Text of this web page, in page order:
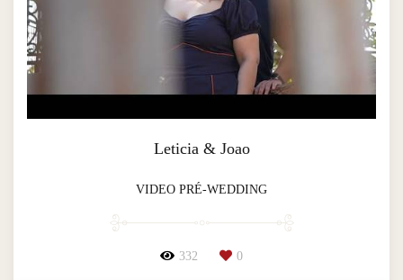
Leticia & Joao
VIDEO PRÉ-WEDDING
332 0